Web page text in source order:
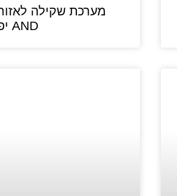
מערכת שקילה
AND יפן